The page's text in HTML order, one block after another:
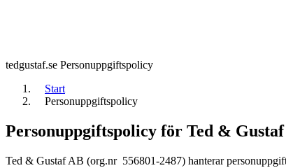
tedgustaf.se Personuppgiftspolicy
Start
Personuppgiftspolicy
Personuppgiftspolicy för Ted &
Ted & Gustaf AB (org.nr 556801-2487) hanterar